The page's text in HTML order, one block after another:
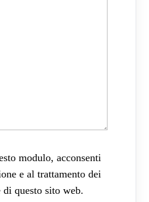
modulo, acconsenti
e al trattamento dei
questo sito web.